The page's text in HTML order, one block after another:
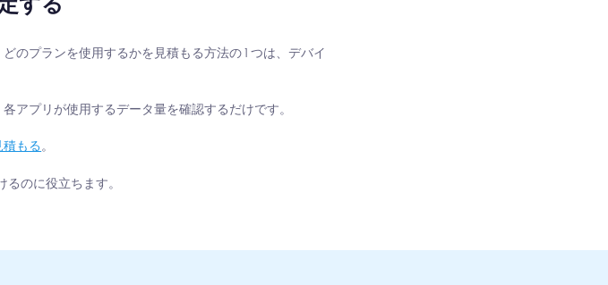
のプランを使用するかを見積もる方法の 1 つは、デバイ
アプリが使用するデータ量を確認するだけです。
もる。
のに役立ちます。